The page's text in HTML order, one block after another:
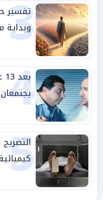
3
تفسير
وبداية
4
5